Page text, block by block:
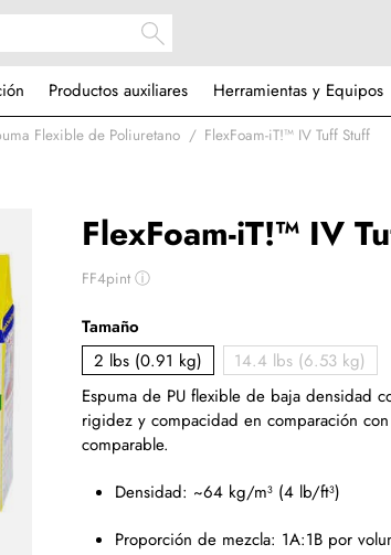
Productos auxiliares Herramientas y Equipos
Flexible de Poliuretano FlexFoam-iT!™ IV Tuff Stuff
FlexFoam-iT!™ IV
FF4pintⓘ
Tamaño
2 lbs (0.91 kg)
14.4 lbs (6.53 kg)
Espuma de PU flexible de baja densidad
rigidez y compacidad en comparación
comparable.
Densidad: ~64 kg/m³ (4 lb/ft³)
Proporción de mezcla: 1A:1B por